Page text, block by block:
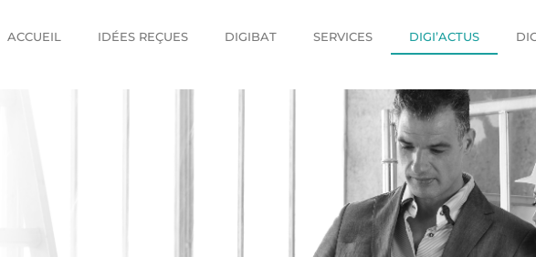
ACCUEIL IDÉES REÇUES DIGIBAT SERVICES DIGI’ACTUS